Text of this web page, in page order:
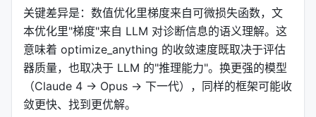
3.2 多任务搜索（Multi-Task Search）
"解决一批相关问题，经验共享"。这是
optimize_anything 相比 prior work 的核心增量之
一。
举个 CUDA 内核生成的例子：你有 20 个不同的
关键差异是：数值优化里梯度来自可微损失函数，文
本优化里"梯度"来自 LLM 对诊断信息的语义理解。这
意味着 optimize_anything 的收敛速度既取决于评估
器质量，也取决于 LLM 的"推理能力"。换更强的模型
（Claude 4 → Opus → 下一代），同样的框架可能收
敛更快、找到更优解。